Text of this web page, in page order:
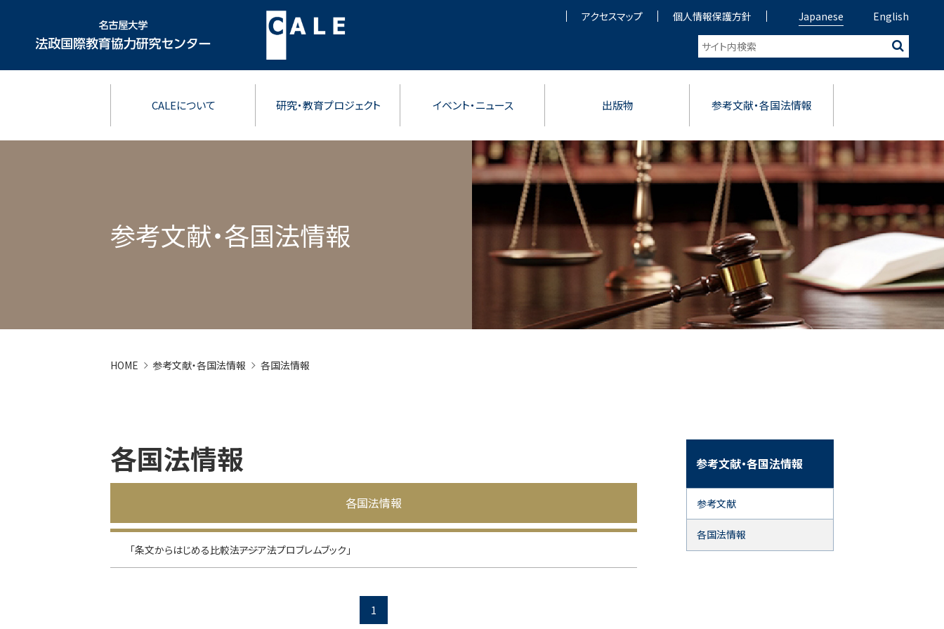
CALEについて 研究・教育プロジェクト イベント・ニュース 出版物 参考文献・各国法情報
アクセスマップ 個人情報保護方針 Japanese English
参考文献・各国法情報
HOME 参考文献・各国法情報 各国法情報
各国法情報
各国法情報
「条文からはじめる比較法――アジア法プロブレムブック」
1
参考文献・各国法情報
参考文献
各国法情報